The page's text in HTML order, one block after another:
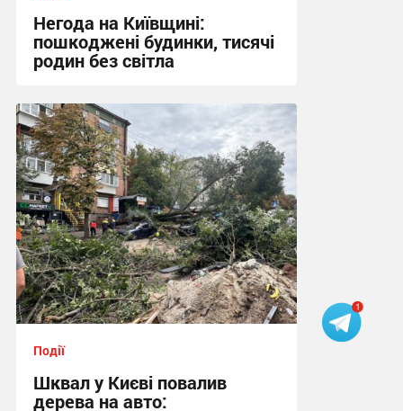
Негода на Київщині:
пошкоджені будинки, тисячі
родин без світла
17:07 вчора
Події
Шквал у Києві повалив
дерева на авто: